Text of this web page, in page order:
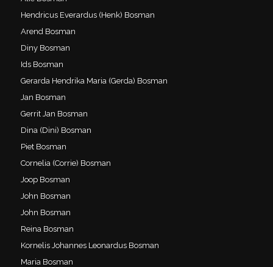
Hendricus Everardus (Henk) Bosman
Arend Bosman
Diny Bosman
Ids Bosman
Gerarda Hendrika Maria (Gerda) Bosman
Jan Bosman
Gerrit Jan Bosman
Dina (Dini) Bosman
Piet Bosman
Cornelia (Corrie) Bosman
Joop Bosman
John Bosman
John Bosman
Reina Bosman
Kornelis Johannes Leonardus Bosman
Maria Bosman